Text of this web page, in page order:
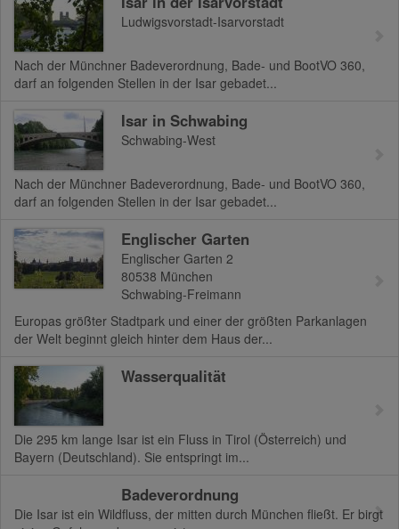
Ludwigsvorstadt-Isarvorstadt
Nach der Münchner Badeverordnung, Bade- und BootVO 360,
darf an folgenden Stellen in der Isar gebadet...
Isar in Schwabing
Schwabing-West
Nach der Münchner Badeverordnung, Bade- und BootVO 360,
darf an folgenden Stellen in der Isar gebadet...
Englischer Garten
Englischer Garten 2
80538 München
Schwabing-Freimann
Europas größter Stadtpark und einer der größten Parkanlagen
der Welt beginnt gleich hinter dem Haus der...
Wasserqualität
Die 295 km lange Isar ist ein Fluss in Tirol (Österreich) und
Bayern (Deutschland). Sie entspringt im...
Badeverordnung
Die Isar ist ein Wildfluss, der mitten durch München fließt. Er birgt